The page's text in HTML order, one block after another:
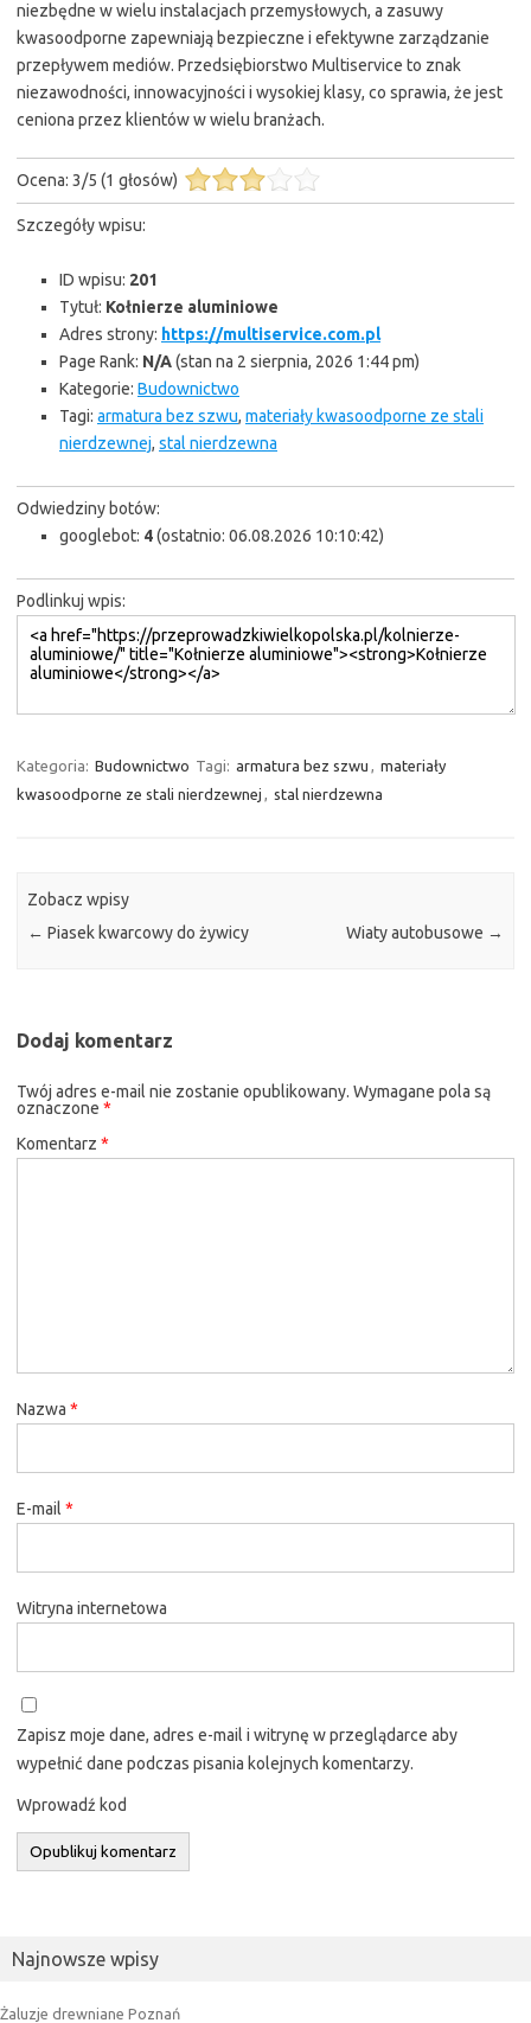
niezbędne w wielu instalacjach przemysłowych, a zasuwy
kwasoodporne zapewniają bezpieczne i efektywne zarządzanie
przepływem mediów. Przedsiębiorstwo Multiservice to znak
niezawodności, innowacyjności i wysokiej klasy, co sprawia, że jest
ceniona przez klientów w wielu branżach.
Ocena: 3/5 (1 głosów)
Szczegóły wpisu:
ID wpisu: 201
Tytuł: Kołnierze aluminiowe
Adres strony: https://multiservice.com.pl
Page Rank: N/A(stan na 2 sierpnia, 2026 1:44 pm)
Kategorie: Budownictwo
Tagi: armatura bez szwu, materiały kwasoodporne ze stali
nierdzewnej, stal nierdzewna
Odwiedziny botów:
googlebot: 4(ostatnio: 06.08.2026 10:10:42)
Podlinkuj wpis:
Kategoria: Budownictwo Tagi: armatura bez szwu , materiały
kwasoodporne ze stali nierdzewnej , stal nierdzewna
Zobacz wpisy
← Piasek kwarcowy do żywicy Wiaty autobusowe →
Dodaj komentarz
Twój adres e-mail nie zostanie opublikowany. Wymagane pola są
oznaczone *
Komentarz *
Nazwa *
E-mail *
Witryna internetowa
Zapisz moje dane, adres e-mail i witrynę w przeglądarce aby
wypełnić dane podczas pisania kolejnych komentarzy.
Wprowadź kod
Najnowsze wpisy
Żaluzje drewniane Poznań